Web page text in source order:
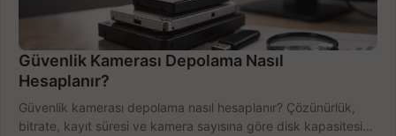
Güvenlik Kamerası Depolama Nasıl
Hesaplanır?
Güvenlik kamerası depolama nasıl hesaplanır? Çözünürlük,
bitrate, kayıt süresi ve kamera sayısına göre disk kapasitesini